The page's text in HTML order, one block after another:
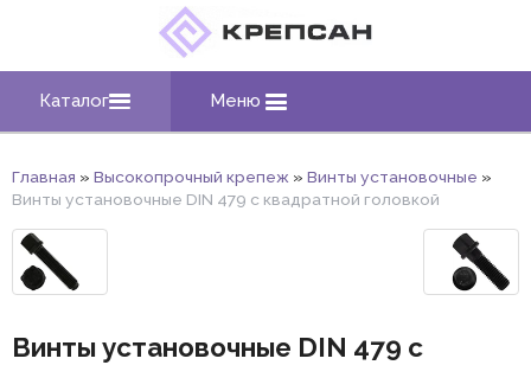
Каталог Меню
Главная » Высокопрочный крепеж » Винты установочные »
Винты установочные DIN 479 с квадратной головкой
Винты установочные DIN 479 с